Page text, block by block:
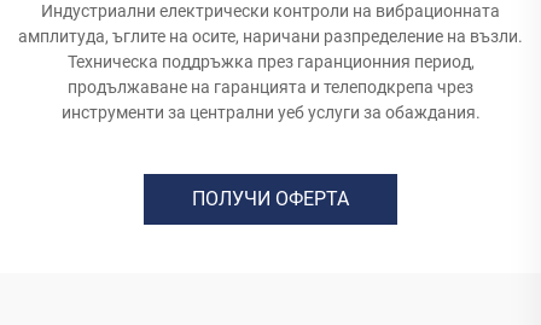
Индустриални електрически контроли на вибрационната
амплитуда, ъглите на осите, наричани разпределение на възли.
Техническа поддръжка през гаранционния период,
продължаване на гаранцията и телеподкрепа чрез
инструменти за централни уеб услуги за обаждания.
ПОЛУЧИ ОФЕРТА